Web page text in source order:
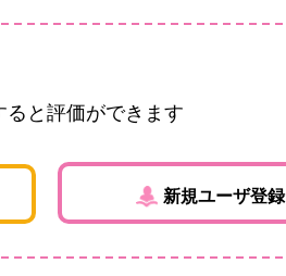
ると評価ができます
新規ユーザ登録